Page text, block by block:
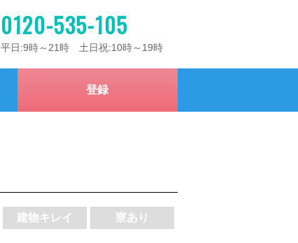
0120-535-105
平日:9時～21時 土日祝:10時～19時
登録
建物キレイ 寮あり